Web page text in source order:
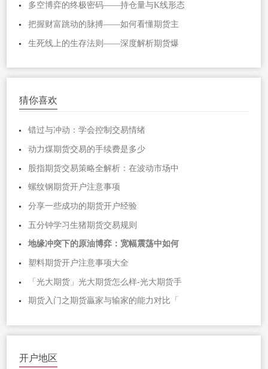
多空博弈的终极密码——持仓量与K线形态
把握财富跳动的脉搏——如何看懂期货主
生死线上的生存法则——深度解析期货爆
猜你喜欢
错过与冲动：学会控制交易情绪
动力煤期货交易的手续费是多少
股指期货交易策略全解析：在波动市场中
螺纹钢期货开户注意事项
分享一些成功的期货开户经验
五分钟学习生猪期货交易规则
地缘冲突下的原油博弈：宽幅震荡中如何
塑料期货开户注意事项大全
「光大期货」光大期货怎么样-光大期货手
期货入门之期货贏家与输家的能力对比「
开户地区